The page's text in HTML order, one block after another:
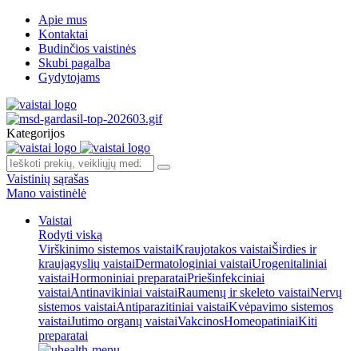
Apie mus
Kontaktai
Budinčios vaistinės
Skubi pagalba
Gydytojams
Kategorijos
Vaistinių sąrašas
Mano vaistinėlė
Vaistai
Rodyti viską
Virškinimo sistemos vaistaiKraujotakos vaistaiŠirdies ir
kraujagyslių vaistaiDermatologiniai vaistaiUrogenitaliniai
vaistaiHormoniniai preparataiPriešinfekciniai
vaistaiAntinavikiniai vaistaiRaumenų ir skeleto vaistaiNervų
sistemos vaistaiAntiparazitiniai vaistaiKvėpavimo sistemos
vaistaiJutimo organų vaistaiVakcinosHomeopatiniaiKiti
preparatai